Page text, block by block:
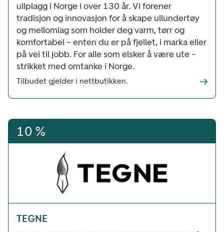
ullplagg i Norge i over 130 år. Vi forener
tradisjon og innovasjon for å skape ullundertøy
og mellomlag som holder deg varm, tørr og
komfortabel – enten du er på fjellet, i marka eller
på vei til jobb. For alle som elsker å være ute –
strikket med omtanke i Norge.
Tilbudet gjelder i nettbutikken.
10 %
TEGNE